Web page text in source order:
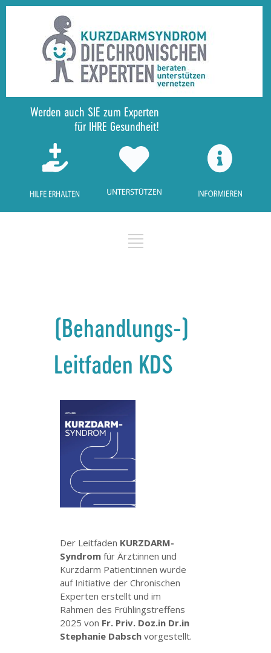
Werden auch SIE zum Experten
für IHRE Gesundheit!
(Behandlungs-)
Leitfaden KDS
Der Leitfaden KURZDARM-
Syndrom für Ärzt:innen und
Kurzdarm Patient:innen wurde
auf Initiative der Chronischen
Experten erstellt und im
Rahmen des Frühlingstreffens
2025 von Fr. Priv. Doz.in Dr.in
Stephanie Dabsch vorgestellt.